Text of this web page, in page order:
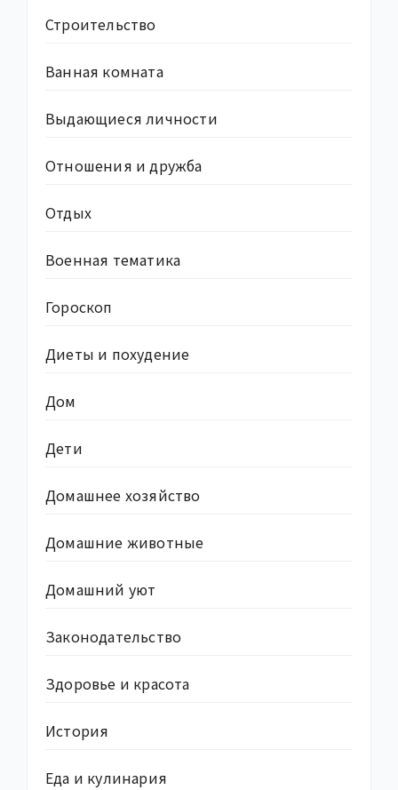
Строительство
Ванная комната
Выдающиеся личности
Отношения и дружба
Отдых
Военная тематика
Гороскоп
Диеты и похудение
Дом
Дети
Домашнее хозяйство
Домашние животные
Домашний уют
Законодательство
Здоровье и красота
История
Еда и кулинария